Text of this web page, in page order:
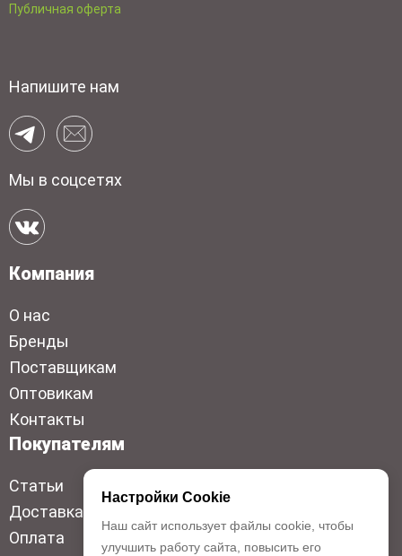
Публичная оферта
Напишите нам
Мы в соцсетях
Компания
О нас
Бренды
Поставщикам
Оптовикам
Контакты
Покупателям
Статьи
Доставка
Оплата
Настройки Cookie
Наш сайт использует файлы cookie, чтобы
улучшить работу сайта, повысить его